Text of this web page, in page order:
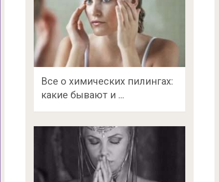
Все о химических пилингах:
какие бывают и …